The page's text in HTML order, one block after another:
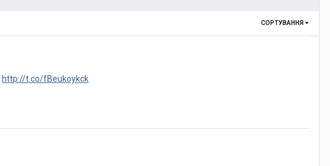
СОРТУВАННЯ
http://t.co/fBeukoykck